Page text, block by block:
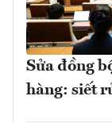
Sửa đồng
hàng: siết